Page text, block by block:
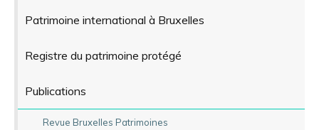
Patrimoine international à Bruxelles
Registre du patrimoine protégé
Publications
Revue Bruxelles Patrimoines